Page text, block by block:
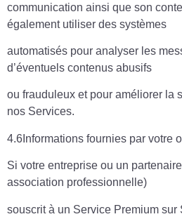
communication ainsi que son
également utiliser des systèmes
automatisés pour analyser les
d’éventuels contenus abusifs
ou frauduleux et pour améliorer la
nos Services.
4.6Informations fournies par votre
Si votre entreprise ou un
association professionnelle)
souscrit à un Service Premium sur